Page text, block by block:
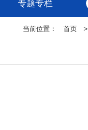
专题专栏
当前位置： 首页 >